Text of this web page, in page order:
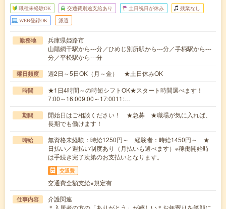
職種未経験OK 交通費別途支給あり 土日祝日が休み 残業なし
WEB登録OK 派遣
勤務地
兵庫県姫路市
山陽網干駅から---分／ひめじ別所駅から---分／手柄駅から---
分／平松駅から---分
曜日頻度 週2日～5日OK（月～金） ★土日休みOK
時間
★1日4時間～の時短シフトOK★スタート時間選べます！
7:00～16:009:00～17:0011:…
期間
開始日はご相談ください！ ★急募 ★職場が気に入れば、
長期でも働けます！
時給
無資格未経験：時給1250円～ 経験者：時給1450円～ ★
日払い／週払い制度あり（月払いも選べます）※稼働開始時
は手続き完了次第のお支払いとなります。
交通費
交通費全額支給※規定有
仕事内容
介護関連
＊入居者の方の「ありがとう」が嬉しい＊お年寄りを笑顔に